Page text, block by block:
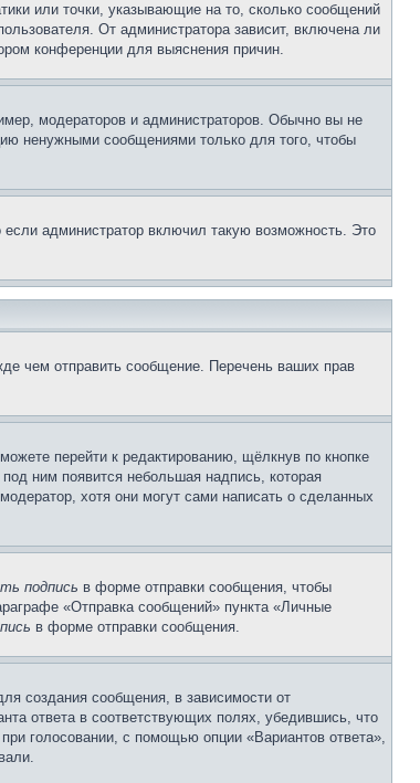
или точки, указывающие на то, сколько сообщений
От администратора зависит, включена ли
конференции для выяснения причин.
модераторов и администраторов. Обычно вы не
ненужными сообщениями только для того, чтобы
администратор включил такую возможность. Это
чем отправить сообщение. Перечень ваших прав
перейти к редактированию, щёлкнув по кнопке
ним появится небольшая надпись, которая
хотя они могут сами написать о сделанных
подпись в форме отправки сообщения, чтобы
«Отправка сообщений» пункта «Личные
в форме отправки сообщения.
создания сообщения, в зависимости от
ответа в соответствующих полях, убедившись, что
голосовании, с помощью опции «Вариантов ответа»,